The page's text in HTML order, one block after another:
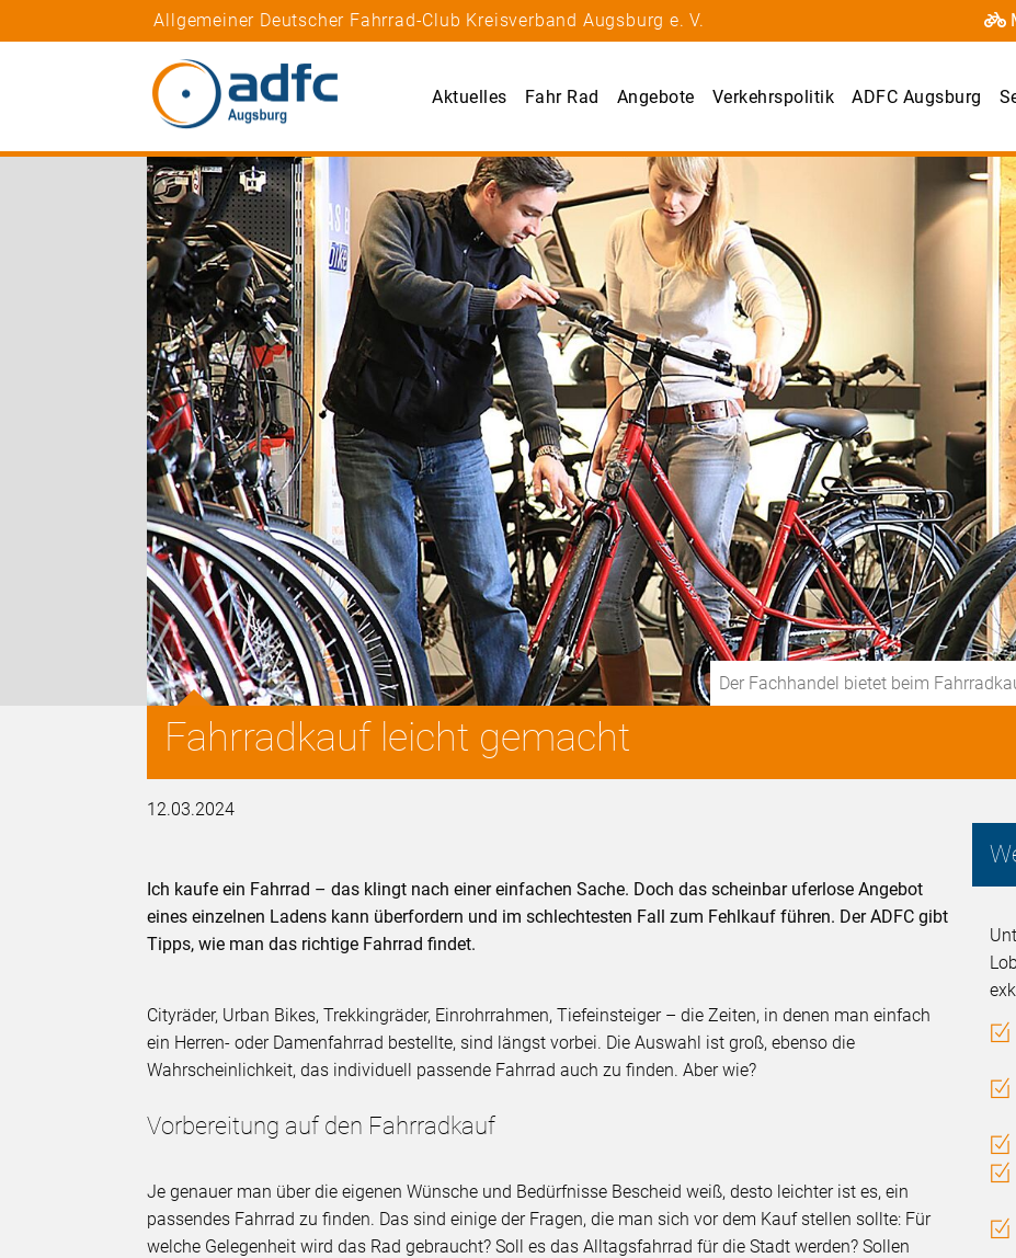
Allgemeiner Deutscher Fahrrad-Club Kreisverband Augsburg e. V.
Aktuelles Fahr Rad Angebote Verkehrspolitik ADFC Augsburg
Der Fachhandel bietet beim
Fahrradkauf leicht gemacht
12.03.2024
Ich kaufe ein Fahrrad – das klingt nach einer einfachen Sache. Doch das scheinbar uferlose Angebot
eines einzelnen Ladens kann überfordern und im schlechtesten Fall zum Fehlkauf führen. Der ADFC gibt
Tipps, wie man das richtige Fahrrad findet.
Cityräder, Urban Bikes, Trekkingräder, Einrohrrahmen, Tiefeinsteiger – die Zeiten, in denen man einfach
ein Herren- oder Damenfahrrad bestellte, sind längst vorbei. Die Auswahl ist groß, ebenso die
Wahrscheinlichkeit, das individuell passende Fahrrad auch zu finden. Aber wie?
Vorbereitung auf den Fahrradkauf
Je genauer man über die eigenen Wünsche und Bedürfnisse Bescheid weiß, desto leichter ist es, ein
passendes Fahrrad zu finden. Das sind einige der Fragen, die man sich vor dem Kauf stellen sollte: Für
welche Gelegenheit wird das Rad gebraucht? Soll es das Alltagsfahrrad für die Stadt werden? Sollen